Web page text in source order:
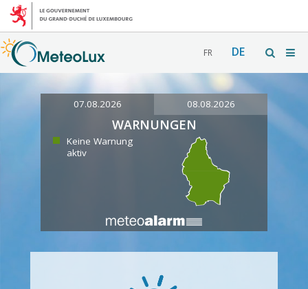
FR DE
07.08.2026 08.08.2026
WARNUNGEN
Keine Warnung
aktiv